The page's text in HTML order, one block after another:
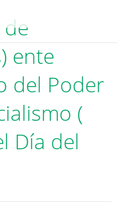
ente
del Poder
(
Día del